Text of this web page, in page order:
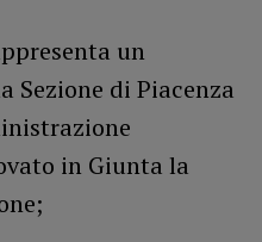
un
Sezione di Piacenza
in Giunta la